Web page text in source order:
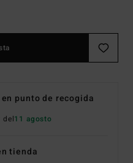
punto de recogida
del11 agosto
tienda